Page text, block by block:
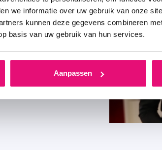
we informatie over uw gebruik van onze
kunnen deze gegevens combineren
basis van uw gebruik van hun services.
Aanpassen
gens par
la plupart des
la bonne
avec l’entreprise.